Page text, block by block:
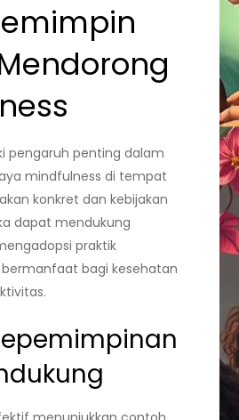
pengaruh penting dalam
mindfulness di tempat
konkret dan kebijakan
dapat mendukung
praktik
bagi kesehatan